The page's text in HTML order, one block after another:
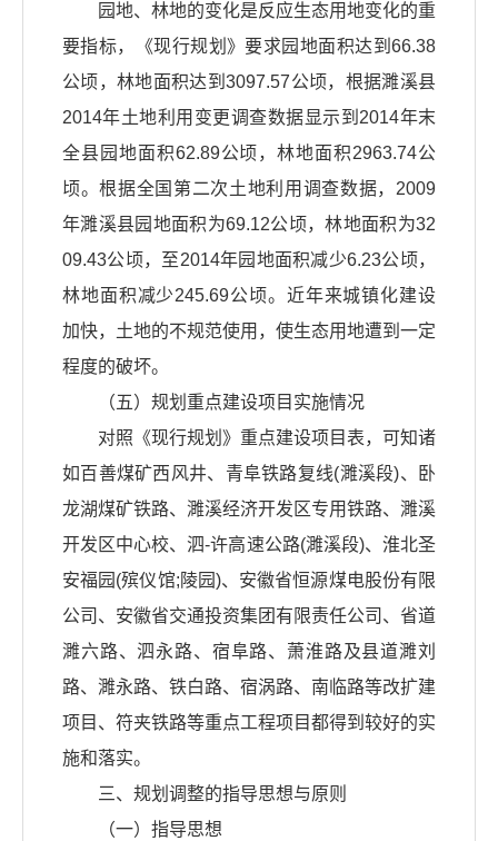
园地、林地的变化是反应生态用地变化的重
要指标，《现行规划》要求园地面积达到66.38
公顷，林地面积达到3097.57公顷，根据濉溪县
2014年土地利用变更调查数据显示到2014年末
全县园地面积62.89公顷，林地面积2963.74公
顷。根据全国第二次土地利用调查数据，2009
年濉溪县园地面积为69.12公顷，林地面积为32
09.43公顷，至2014年园地面积减少6.23公顷，
林地面积减少245.69公顷。近年来城镇化建设
加快，土地的不规范使用，使生态用地遭到一定
程度的破坏。
（五）规划重点建设项目实施情况
对照《现行规划》重点建设项目表，可知诸
如百善煤矿西风井、青阜铁路复线(濉溪段)、卧
龙湖煤矿铁路、濉溪经济开发区专用铁路、濉溪
开发区中心校、泗-许高速公路(濉溪段)、淮北圣
安福园(殡仪馆;陵园)、安徽省恒源煤电股份有限
公司、安徽省交通投资集团有限责任公司、省道
濉六路、泗永路、宿阜路、萧淮路及县道濉刘
路、濉永路、铁白路、宿涡路、南临路等改扩建
项目、符夹铁路等重点工程项目都得到较好的实
施和落实。
三、规划调整的指导思想与原则
（一）指导思想